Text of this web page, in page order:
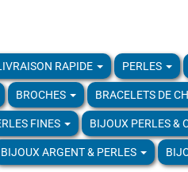
RAPIDE PERLES
BROCHES BRACELETS DE
FINES BIJOUX PERLES &
BIJOUX ARGENT & PERLES